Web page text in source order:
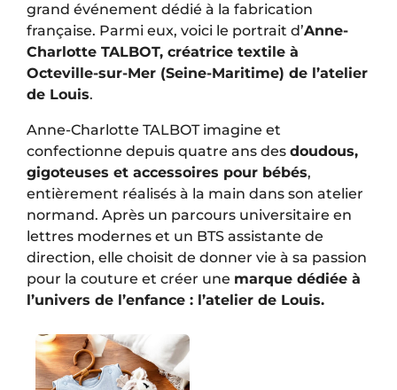
grand événement dédié à la fabrication
française. Parmi eux, voici le portrait d’Anne-
Charlotte TALBOT, créatrice textile à
Octeville-sur-Mer (Seine-Maritime) de l’atelier
de Louis.
Anne-Charlotte TALBOT imagine et
confectionne depuis quatre ans des doudous,
gigoteuses et accessoires pour bébés,
entièrement réalisés à la main dans son atelier
normand. Après un parcours universitaire en
lettres modernes et un BTS assistante de
direction, elle choisit de donner vie à sa passion
pour la couture et créer une marque dédiée à
l’univers de l’enfance : l’atelier de Louis.